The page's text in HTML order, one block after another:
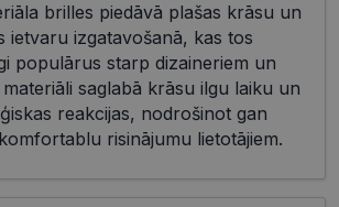
brilles piedāvā plašas krāsu un
ietvaru izgatavošanā, kas tos
populārus starp dizaineriem un
saglabā krāsu ilgu laiku un
reakcijas, nodrošinot gan
risinājumu lietotājiem.